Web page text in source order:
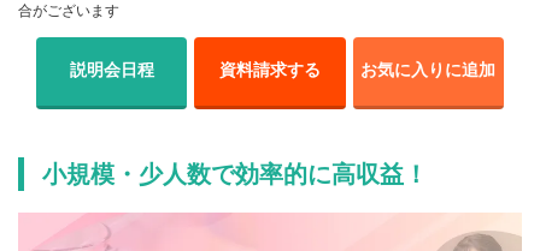
合がございます
説明会日程 資料請求する お気に入りに追加
小規模・少人数で効率的に高収益！